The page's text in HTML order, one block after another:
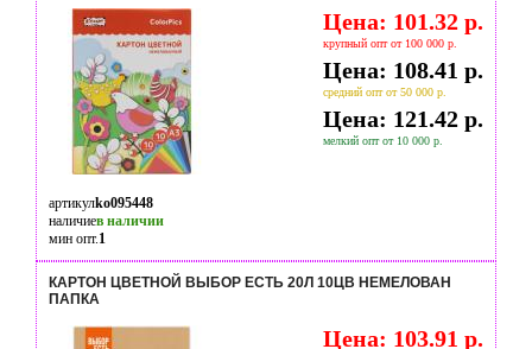
Цена: 101.32 р.
крупный опт от 100 000 р.
Цена: 108.41 р.
средний опт от 50 000 р.
Цена: 121.42 р.
мелкий опт от 10 000 р.
артикулko095448
наличиев наличии
мин опт.1
КАРТОН ЦВЕТНОЙ ВЫБОР ЕСТЬ 20Л 10ЦВ НЕМЕЛОВАН
ПАПКА
Цена: 103.91 р.